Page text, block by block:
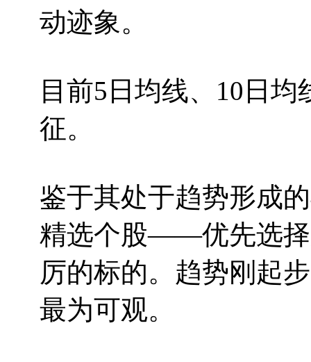
动迹象。
目前5日均线、10日
征。
鉴于其处于趋势形成
精选个股——优先选择
厉的标的。趋势刚起
最为可观。